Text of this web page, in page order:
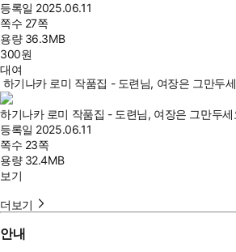
등록일 2025.06.11
쪽수 27쪽
용량 36.3MB
300원
대여
하기나카 로미 작품집 - 도련님, 여장은 그만두
하기나카 로미 작품집 - 도련님, 여장은 그만두세
등록일 2025.06.11
쪽수 23쪽
용량 32.4MB
보기
더보기
안내